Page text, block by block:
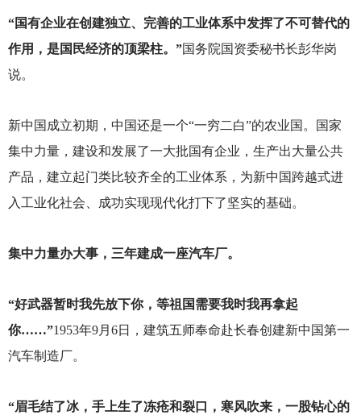
“国有企业在创建独立、完善的工业体系中发挥了不可替代的
作用，是国民经济的顶梁柱。”国务院国资委秘书长彭华岗
说。
新中国成立初期，中国还是一个“一穷二白”的农业国。国家
集中力量，建设和发展了一大批国有企业，生产出大量公共
产品，建立起门类比较齐全的工业体系，为新中国跨越式进
入工业化社会、成功实现现代化打下了坚实的基础。
集中力量办大事，三年建成一座汽车厂。
“好武器暂时我先放下你，等祖国需要我时我再拿起
你……”1953年9月6日，建筑五师奉命赴长春创建新中国第一
汽车制造厂。
“眉毛结了冰，手上生了冻疮和裂口，寒风吹来，一股钻心的